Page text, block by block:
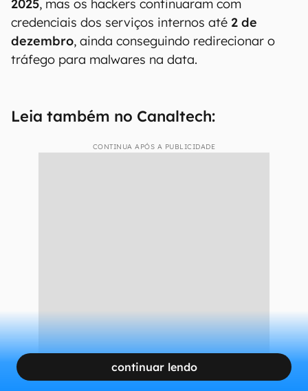
2025, mas os hackers continuaram com
credenciais dos serviços internos até 2 de
dezembro, ainda conseguindo redirecionar o
tráfego para malwares na data.
Leia também no Canaltech:
CONTINUA APÓS A PUBLICIDADE
continuar lendo